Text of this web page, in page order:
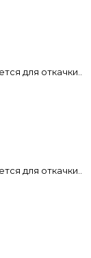
для откачки..
для откачки..